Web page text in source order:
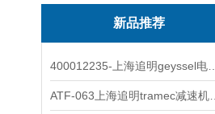
新品推荐